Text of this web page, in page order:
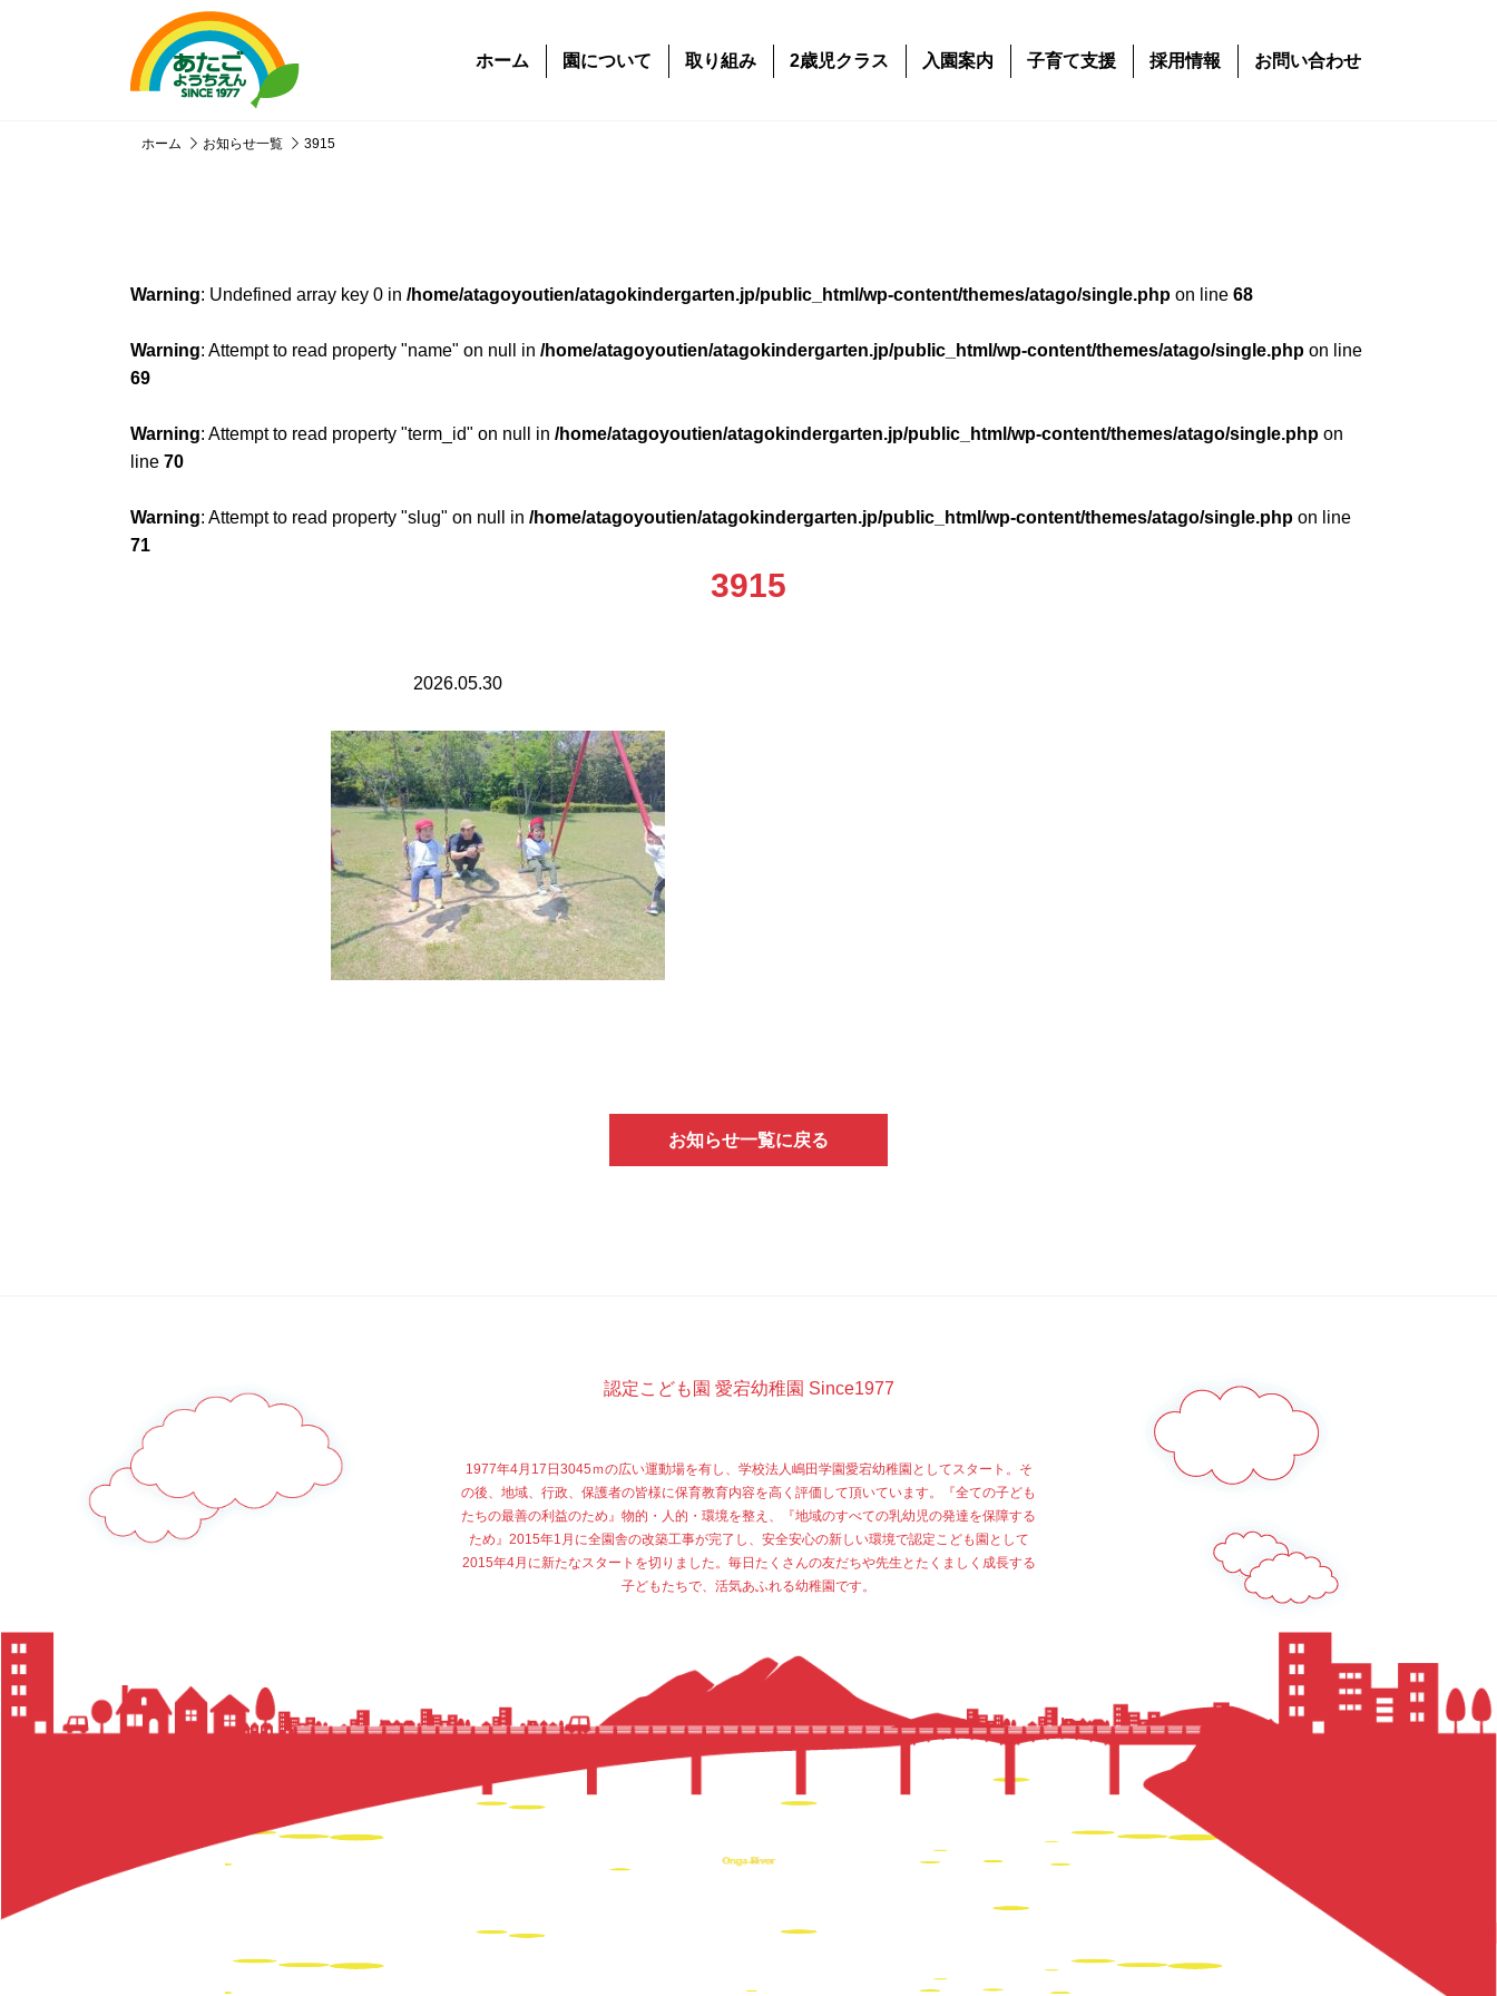
ホーム 園について 取り組み 2歳児クラス 入園案内 子育て支援 採用情報 お問い合わせ
ホーム お知らせ一覧 3915
Warning: Undefined array key 0 in /home/atagoyoutien/atagokindergarten.jp/public_html/wp-content/themes/atago/single.php on line 68
Warning: Attempt to read property "name" on null in /home/atagoyoutien/atagokindergarten.jp/public_html/wp-content/themes/atago/single.php on line
69
Warning: Attempt to read property "term_id" on null in /home/atagoyoutien/atagokindergarten.jp/public_html/wp-content/themes/atago/single.php on
line 70
Warning: Attempt to read property "slug" on null in /home/atagoyoutien/atagokindergarten.jp/public_html/wp-content/themes/atago/single.php on line
71
3915
2026.05.30
お知らせ一覧に戻る
認定こども園 愛宕幼稚園 Since1977
1977年4月17日3045ｍの広い運動場を有し、学校法人嶋田学園愛宕幼稚園としてスタート。そ
の後、地域、行政、保護者の皆様に保育教育内容を高く評価して頂いています。『全ての子ども
たちの最善の利益のため』物的・人的・環境を整え、『地域のすべての乳幼児の発達を保障する
ため』2015年1月に全園舎の改築工事が完了し、安全安心の新しい環境で認定こども園として
2015年4月に新たなスタートを切りました。毎日たくさんの友だちや先生とたくましく成長する
子どもたちで、活気あふれる幼稚園です。